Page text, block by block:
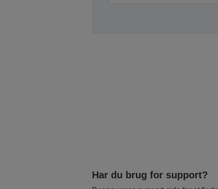
Har du brug for support?